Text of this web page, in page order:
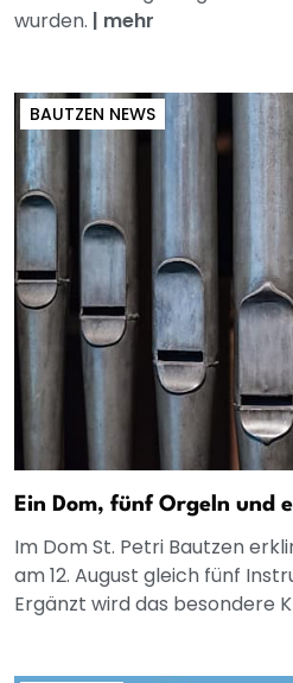
wurden. | mehr
BAUTZEN NEWS
Ein Dom, fünf Orgeln und
Im Dom St. Petri Bautzen
am 12. August gleich fünf
Ergänzt wird das besondere